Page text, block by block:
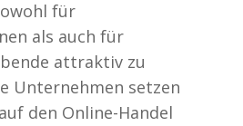
für
als auch für
attraktiv zu
Unternehmen setzen
den Online-Handel